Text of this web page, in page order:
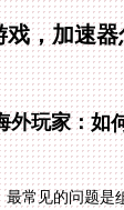
，加速
外玩家：如
常见的问题是
速器，组队刷